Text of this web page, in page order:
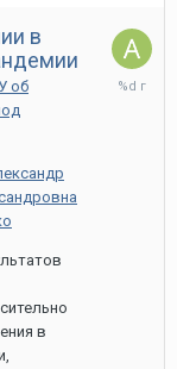
в
об
в
5